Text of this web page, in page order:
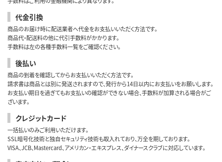
代金引換
商品のお届け時に配送業者へ代金をお支払いいただく方法です。
商品代・配送料の他に代引手数料がかかります。
手数料は左の各種手数料一覧をご確認ください。
後払い
商品の到着を確認してからお支払いいただく方法です。
請求書は商品とは別に発送されますので、発行から14日以内にお支払いをお願いします。
お支払い期日を過ぎてもお支払いの確認ができない場合、手数料が加算される場合がご
ざいます。
クレジットカード
一括払いのみご利用いただけます。
SSL暗号化技術と独自セキュリティ技術も取入れており、万全を期しております。
VISA、JCB、Mastercard、アメリカン・エキスプレス、ダイナースクラブに対応しています。